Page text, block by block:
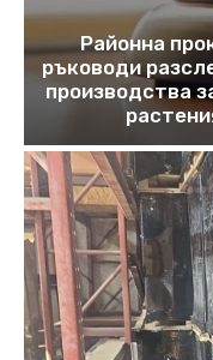
Районна
ръководи
производства